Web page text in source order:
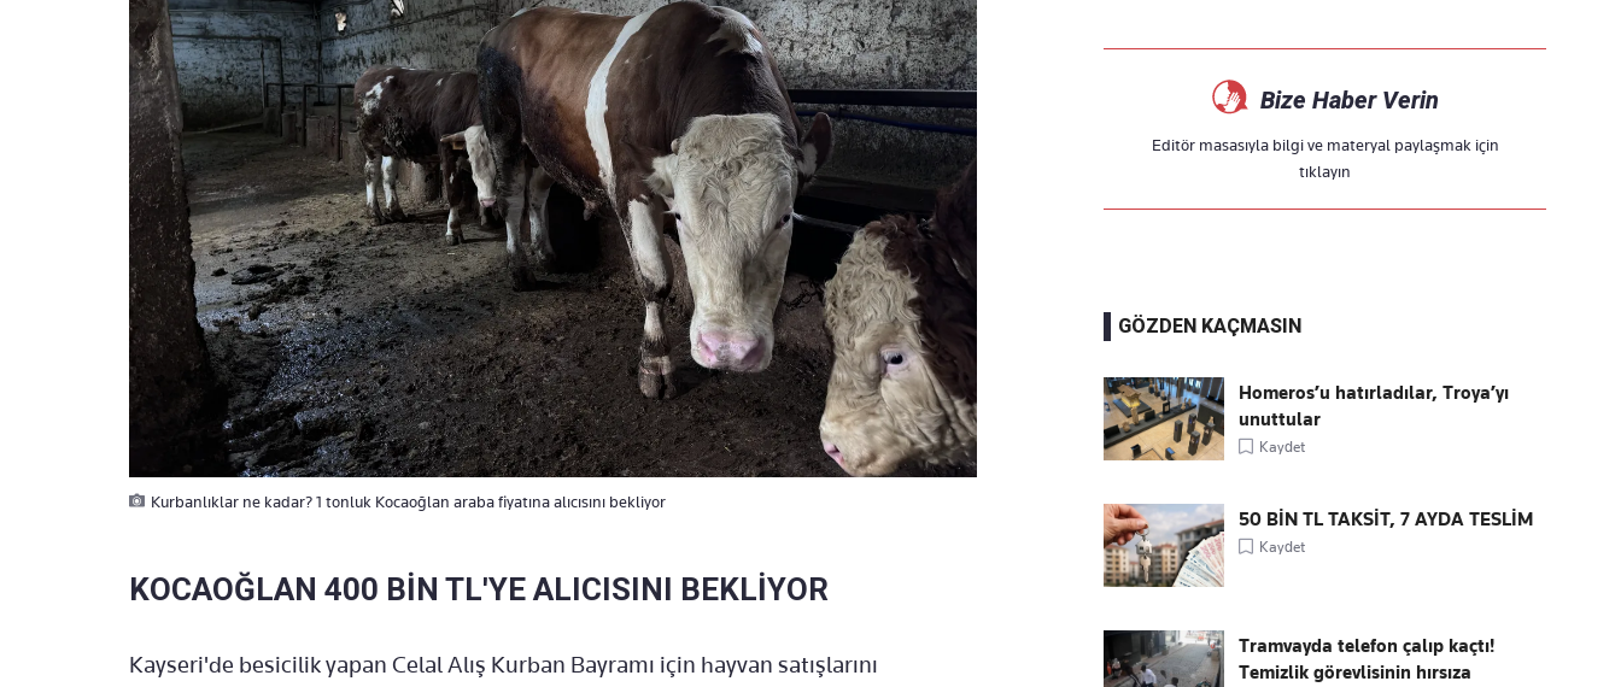
Kurbanlıklar ne kadar? 1 tonluk Kocaoğlan araba fiyatına alıcısını bekliyor
KOCAOĞLAN 400 BİN TL'YE ALICISINI BEKLİYOR
Kayseri'de besicilik yapan Celal Alış Kurban Bayramı için hayvan satışlarını
Bize Haber Verin
Editör masasıyla bilgi ve materyal paylaşmak için
tıklayın
GÖZDEN KAÇMASIN
Homeros’u hatırladılar, Troya’yı
unuttular
Kaydet
50 BİN TL TAKSİT, 7 AYDA TESLİM
Kaydet
Tramvayda telefon çalıp kaçtı!
Temizlik görevlisinin hırsıza